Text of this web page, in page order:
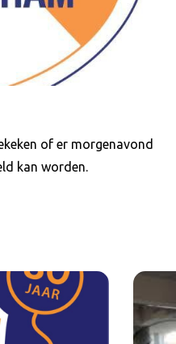
of er morgenavond
kan worden.